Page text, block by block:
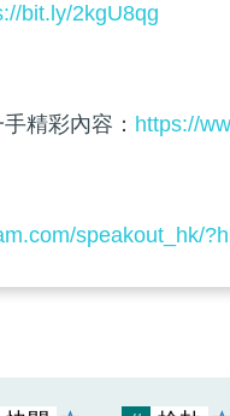
bit.ly/2kgU8qg
精彩內容： https://
speakout_hk/